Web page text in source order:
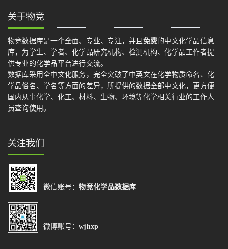
关于物竞
物竞数据库是一个全面、专业、专注，并且 免费的中文化学品信息
库，为学生、学者、化学品研究机构、检测机构、化学品工作者提
供专业的化学品平台进行交流。
数据库采用全中文化服务，完全突破了中英文在化学物质命名、化
学品俗名、学名等方面的差异，所提供的数据全部中文化，更方便
国内从事化学、化工、材料、生物、环境等化学相关行业的工作人
员查询使用。
关注我们
微信账号： 物竞化学品数据库
微博账号： wjhxp